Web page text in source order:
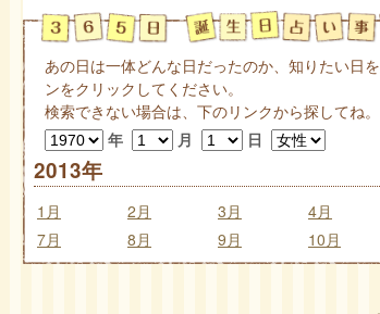
あの日は一体どんな日だったのか、知りたい日
ンをクリックしてください。
検索できない場合は、下のリンクから探してね。
年
月 日
2013年
1月 2月 3月 4月
7月
8月 9月 10月